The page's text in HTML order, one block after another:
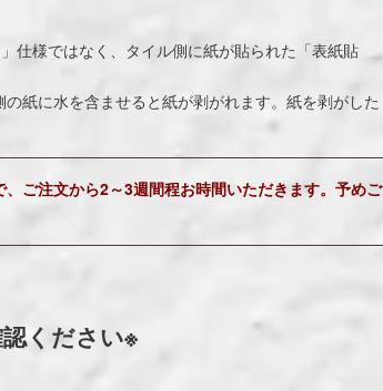
仕様ではなく、タイル側に紙が貼られた「表紙貼
の紙に水を含ませると紙が剥がれます。紙を剥がした
ご注文から2～3週間程お時間いただきます。予めご
ください※